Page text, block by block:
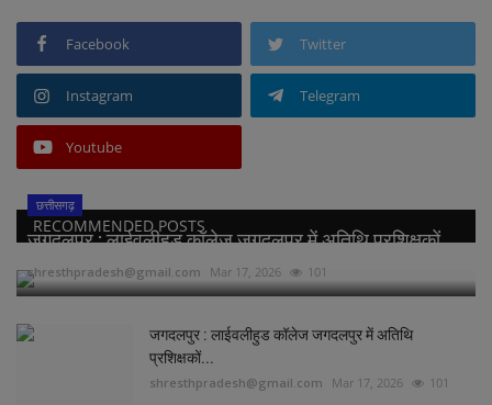
Facebook Twitter
Instagram Telegram
Youtube
RECOMMENDED POSTS
छत्तीसगढ़
जगदलपुर : लाईवलीहुड कॉलेज जगदलपुर में अतिथि प्रशिक्षकों...
shresthpradesh@gmail.com Mar 17, 2026 101
जगदलपुर : लाईवलीहुड कॉलेज जगदलपुर में अतिथि
प्रशिक्षकों...
shresthpradesh@gmail.com Mar 17, 2026 101